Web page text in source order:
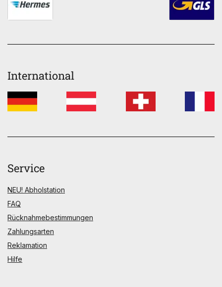
International
Service
NEU! Abholstation
FAQ
Rücknahmebestimmungen
Zahlungsarten
Reklamation
Hilfe